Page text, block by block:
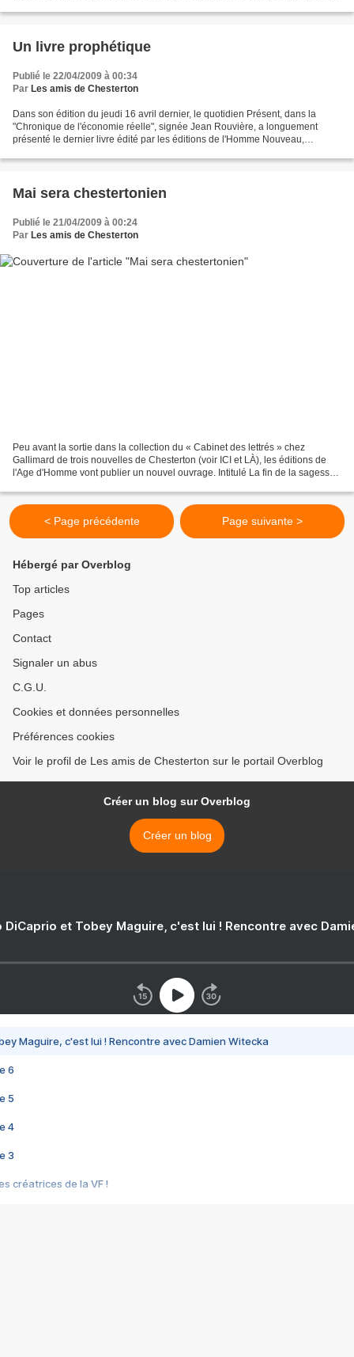
Un livre prophétique
Publié le 22/04/2009 à 00:34
Par Les amis de Chesterton
Dans son édition du jeudi 16 avril dernier, le quotidien Présent, dans la
"Chronique de l'économie réelle", signée Jean Rouvière, a longuement
présenté le dernier livre édité par les éditions de l'Homme Nouveau,
Mai sera chestertonien
Publié le 21/04/2009 à 00:24
Par Les amis de Chesterton
Peu avant la sortie dans la collection du « Cabinet des lettrés » chez
Gallimard de trois nouvelles de Chesterton (voir ICI et LÀ), les éditions de
l'Age d'Homme vont publier un nouvel ouvrage. Intitulé La fin de la sagesse
< Page précédente Page suivante >
Hébergé par Overblog
Top articles
Pages
Contact
Signaler un abus
C.G.U.
Cookies et données personnelles
Préférences cookies
Voir le profil de Les amis de Chesterton sur le portail Overblog
Créer un blog sur Overblog
Créer un blog
DiCaprio et Tobey Maguire, c'est lui ! Rencontre avec
Maguire, c'est lui ! Rencontre avec Damien Witecka
6
5
4
3
créatrices de la VF !